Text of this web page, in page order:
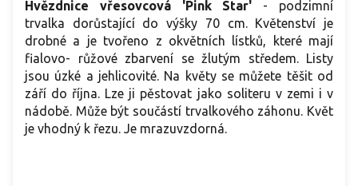
Hvězdnice vřesovcová 'Pink Star' - podzimní
trvalka dorůstající do výšky 70 cm. Květenství je
drobné a je tvořeno z okvětních lístků, které mají
fialovo- růžové zbarvení se žlutým středem. Listy
jsou úzké a jehlicovité. Na květy se můžete těšit od
září do října. Lze ji pěstovat jako soliteru v zemi i v
nádobě. Může být součástí trvalkového záhonu. Květ
je vhodný k řezu. Je mrazuvzdorná.